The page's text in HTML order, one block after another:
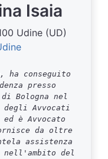
Isaia
Udine (UD)
ha conseguito
presso
Bologna nel
Avvocati
è Avvocato
da oltre
assistenza
nell'ambito del